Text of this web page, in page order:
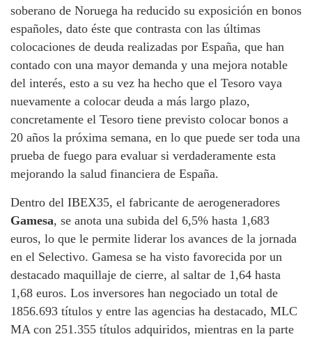
soberano de Noruega ha reducido su exposición en bonos
españoles, dato éste que contrasta con las últimas
colocaciones de deuda realizadas por España, que han
contado con una mayor demanda y una mejora notable
del interés, esto a su vez ha hecho que el Tesoro vaya
nuevamente a colocar deuda a más largo plazo,
concretamente el Tesoro tiene previsto colocar bonos a
20 años la próxima semana, en lo que puede ser toda una
prueba de fuego para evaluar si verdaderamente esta
mejorando la salud financiera de España.
Dentro del IBEX35, el fabricante de aerogeneradores
Gamesa, se anota una subida del 6,5% hasta 1,683
euros, lo que le permite liderar los avances de la jornada
en el Selectivo. Gamesa se ha visto favorecida por un
destacado maquillaje de cierre, al saltar de 1,64 hasta
1,68 euros. Los inversores han negociado un total de
1856.693 títulos y entre las agencias ha destacado, MLC
MA con 251.355 títulos adquiridos, mientras en la parte